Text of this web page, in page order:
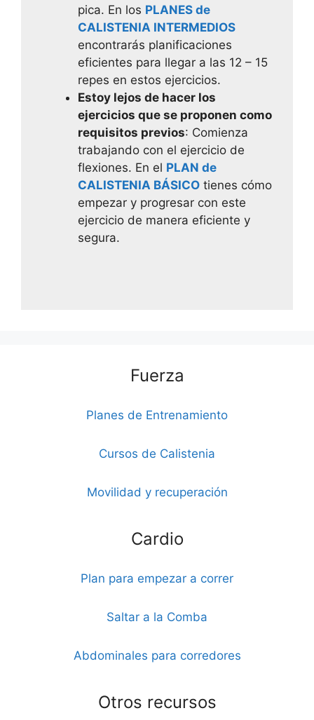
pica. En los PLANES de
CALISTENIA INTERMEDIOS
encontrarás planificaciones
eficientes para llegar a las 12 – 15
repes en estos ejercicios.
Estoy lejos de hacer los
ejercicios que se proponen como
requisitos previos: Comienza
trabajando con el ejercicio de
flexiones. En el PLAN de
CALISTENIA BÁSICO tienes cómo
empezar y progresar con este
ejercicio de manera eficiente y
segura.
Fuerza
Planes de Entrenamiento
Cursos de Calistenia
Movilidad y recuperación
Cardio
Plan para empezar a correr
Saltar a la Comba
Abdominales para corredores
Otros recursos